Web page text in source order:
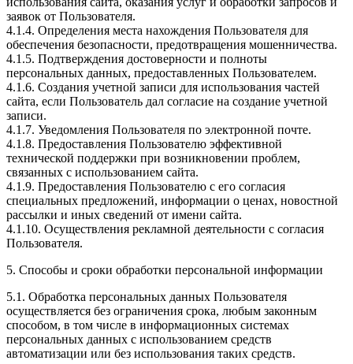
заявок от Пользователя.
4.1.4. Определения места нахождения Пользователя для
обеспечения безопасности, предотвращения мошенничества.
4.1.5. Подтверждения достоверности и полноты
персональных данных, предоставленных Пользователем.
4.1.6. Создания учетной записи для использования частей
сайта, если Пользователь дал согласие на создание учетной
записи.
4.1.7. Уведомления Пользователя по электронной почте.
4.1.8. Предоставления Пользователю эффективной
технической поддержки при возникновении проблем,
связанных с использованием сайта.
4.1.9. Предоставления Пользователю с его согласия
специальных предложений, информации о ценах, новостной
рассылки и иных сведений от имени сайта.
4.1.10. Осуществления рекламной деятельности с согласия
Пользователя.
5. Способы и сроки обработки персональной информации
5.1. Обработка персональных данных Пользователя
осуществляется без ограничения срока, любым законным
способом, в том числе в информационных системах
персональных данных с использованием средств
автоматизации или без использования таких средств.